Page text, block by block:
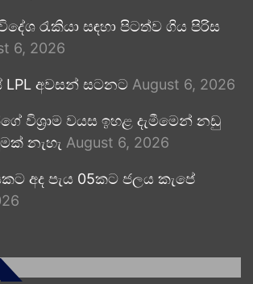
රැකියා සඳහා පිටත්ව ගිය පිරිස
6, 2026
LPL අවසන් සටනට August 6, 2026
විශ්‍රාම වයස ඉහළ දැමීමෙන් නඩු
නැහැ August 6, 2026
අද පැය 05කට ජලය කැපේ